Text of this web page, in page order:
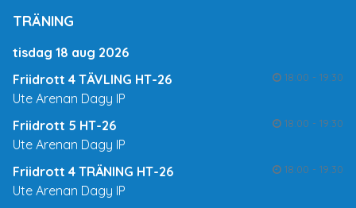
TRÄNING
tisdag 18 aug 2026
Friidrott 4 TÄVLING HT-26
18:00 - 19:30
Ute Arenan Dagy IP
Friidrott 5 HT-26
18:00 - 19:30
Ute Arenan Dagy IP
Friidrott 4 TRÄNING HT-26
18:00 - 19:30
Ute Arenan Dagy IP